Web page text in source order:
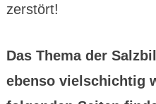
zerstört!
Das Thema der
ebenso viel­schich­tig